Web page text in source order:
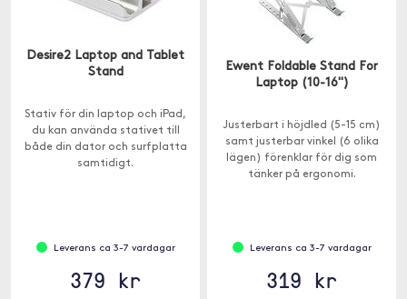
Desire2 Laptop and Tablet
Stand
Stativ för din laptop och iPad,
du kan använda stativet till
både din dator och surfplatta
samtidigt.
Leverans ca 3-7 vardagar
379 kr
Ewent Foldable Stand For
Laptop (10-16")
Justerbart i höjdled (5-15 cm)
samt justerbar vinkel (6 olika
lägen) förenklar för dig som
tänker på ergonomi.
Leverans ca 3-7 vardagar
319 kr